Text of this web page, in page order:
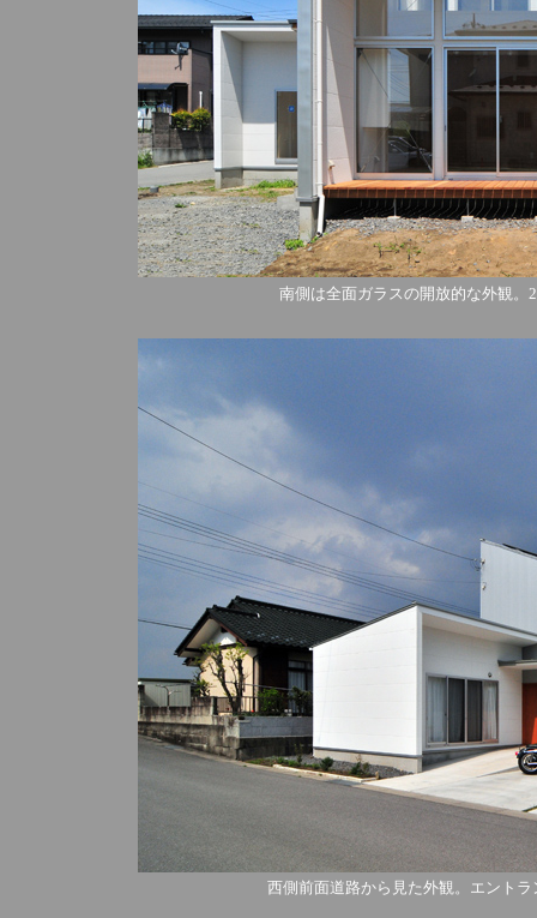
南側は全面ガラスの開放的な外観。
西側前面道路から見た外観。エント